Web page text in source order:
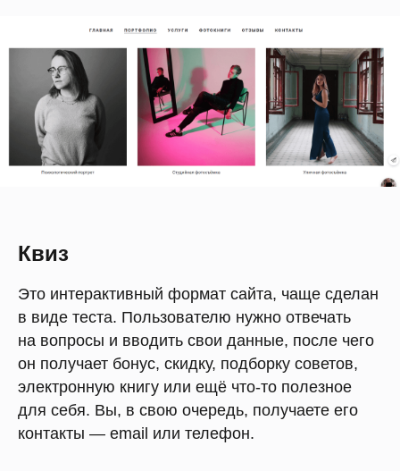
Квиз
Это интерактивный формат сайта, чаще сделан
в виде теста. Пользователю нужно отвечать
на вопросы и вводить свои данные, после чего
он получает бонус, скидку, подборку советов,
электронную книгу или ещё что-то полезное
для себя. Вы, в свою очередь, получаете его
контакты — email или телефон.